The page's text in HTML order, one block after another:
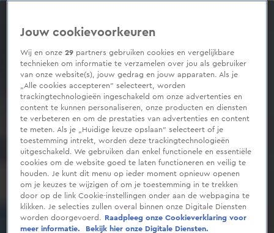
0
seconds
Jouw cookievoorkeuren
Wij en onze29 partners gebruiken cookies en vergelijkbare
technieken om informatie te verzamelen over jou als gebruiker
van onze website(s), jouw gedrag en jouw apparaten. Als je
„Alle cookies accepteren” selecteert, worden
trackingtechnologieën ingeschakeld om onze advertenties en
content te kunnen personaliseren, onze producten en diensten
te verbeteren en om de prestaties van advertenties en content
te meten. Als je „Huidige keuze opslaan” selecteert of je
toestemming intrekt, worden deze trackingtechnologieën
uitgeschakeld. We gebruiken dan enkel functionele en essentiële
cookies om de website goed te laten functioneren en veilig te
houden. Je kunt dit menu op ieder moment opnieuw openen
om je keuzes te wijzigen of om je toestemming in te trekken
door op de link Cookie-instellingen onder aan de webpagina te
klikken. Je selecties zullen overal binnen onze Digitale Diensten
worden doorgevoerd.
Raadpleeg onze Cookieverklaring voor
meer informatie.
Bekijk hier onze Digitale Diensten.